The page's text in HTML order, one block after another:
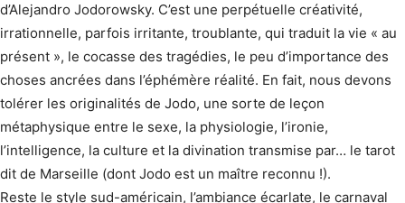
d’Alejandro Jodorowsky. C’est une perpétuelle créativité,
irrationnelle, parfois irritante, troublante, qui traduit la vie « au
présent », le cocasse des tragédies, le peu d’impor­tance des
choses ancrées dans l’éphémère réalité. En fait, nous devons
tolérer les originalités de Jodo, une sorte de leçon
métaphysique entre le sexe, la physiologie, l’ironie,
l’intelligence, la culture et la divination transmise par… le tarot
dit de Marseille (dont Jodo est un maître reconnu !).
Reste le style sud-américain, l’ambiance écarlate, le carnaval